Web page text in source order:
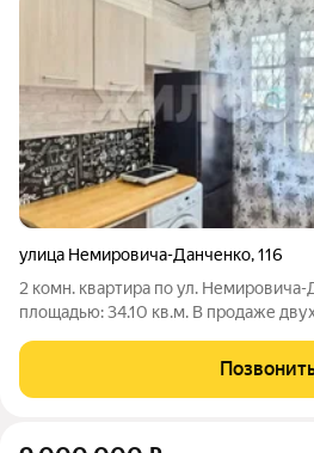
улица Немировича-Данченко,116
2 комн. квартира по ул.
площадью: 34.10 кв.м. В продаже
Расположение квартиры очень
до метро пл.Маркса, вблизи крупные